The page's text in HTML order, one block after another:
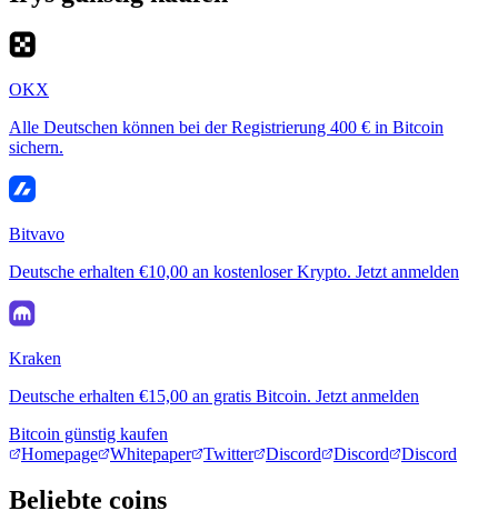
OKX
Alle Deutschen können bei der Registrierung 400 € in Bitcoin
sichern.
Bitvavo
Deutsche erhalten €10,00 an kostenloser Krypto. Jetzt anmelden
Kraken
Deutsche erhalten €15,00 an gratis Bitcoin. Jetzt anmelden
Bitcoin günstig kaufen
Homepage
Whitepaper Twitter Discord Discord Discord
Beliebte coins